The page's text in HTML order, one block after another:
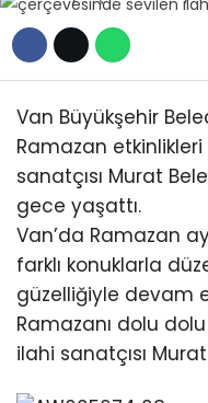
SAĞLIK
SPOR
TEKNOLOJİ
Van Büyükşehir
Ramazan
sanatçısı Murat
gece yaşattı.
Van’da Ramazan
farklı konuklarla
güzelliğiyle devam
Ramazanı dolu
ilahi sanatçısı